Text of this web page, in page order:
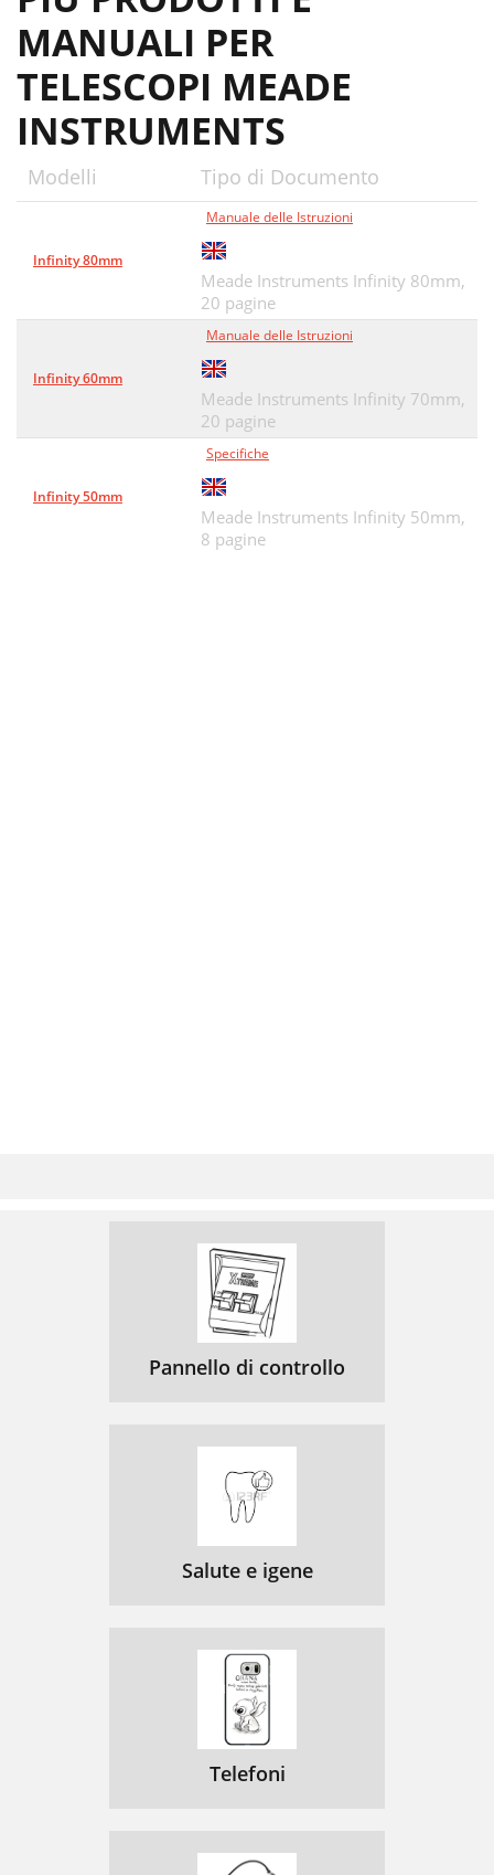
MANUALI PER
TELESCOPI MEADE
INSTRUMENTS
Modelli Tipo di Documento
Infinity 80mm
Manuale delle Istruzioni
Meade Instruments Infinity 80mm,
20 pagine
Infinity 60mm
Manuale delle Istruzioni
Meade Instruments Infinity 70mm,
20 pagine
Infinity 50mm
Specifiche
Meade Instruments Infinity 50mm,
8 pagine
Pannello di controllo
Salute e igene
Telefoni